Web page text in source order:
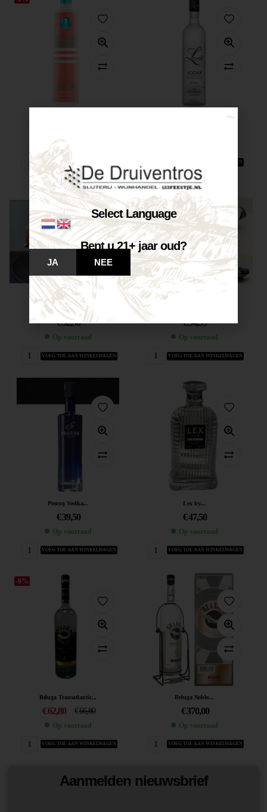
Op voorraad
VOEG TOE AAN WINKELWAGEN VOEG TOE AAN WINKELWAGEN
Volkswagen T1...
€32,50
Op voorraad
VOEG TOE AAN WINKELWAGEN
€34,95
Op voorraad
VOEG TOE AAN WINKELWAGEN
Poscoq Vodka...
€39,50
Op voorraad
VOEG TOE AAN WINKELWAGEN
Lex by...
€47,50
Op voorraad
VOEG TOE AAN WINKELWAGEN
-6%
Beluga Transatlantic...
€66,80
€ 62,80
Op voorraad
VOEG TOE AAN WINKELWAGEN
Beluga Noble...
€ 370,00
Op voorraad
VOEG TOE AAN WINKELWAGEN
Aanmelden nieuwsbrief
Select Language
Bent u 21+ jaar oud?
JA NEE